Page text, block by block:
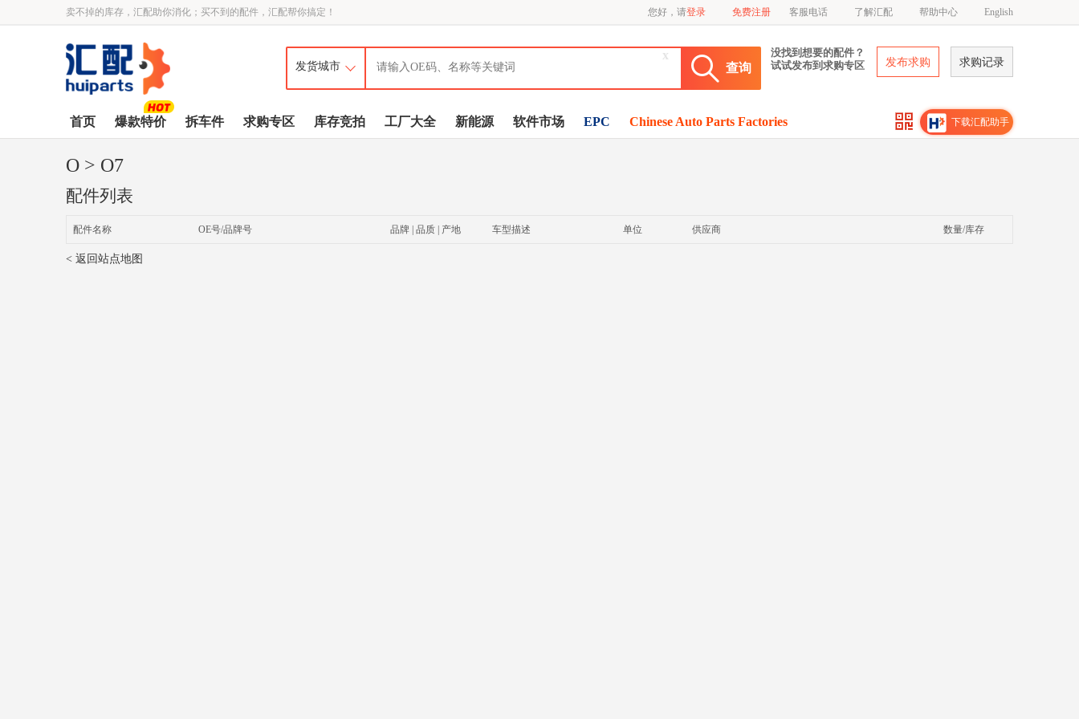
卖不掉的库存，汇配助你消化；买不到的配件，汇配帮你搞定！ 您好，请登录 免费注册 客服电话 了解汇配 帮助中心 English
查询
x
没找到想要的配件？
试试发布到求购专区
发布求购 求购记录
首页 爆款特价 拆车件 求购专区 库存竞拍 工厂大全 新能源 软件市场 EPC Chinese Auto Parts Factories 下载汇配助手
O > O7
配件列表
配件名称 OE号/品牌号 品牌 | 品质 | 产地 车型描述 单位 供应商 数量/库存
< 返回站点地图